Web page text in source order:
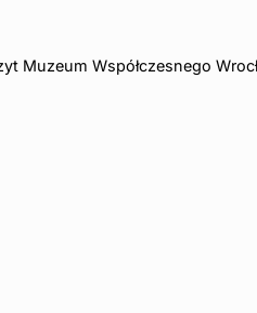
Muzeum Współczesnego